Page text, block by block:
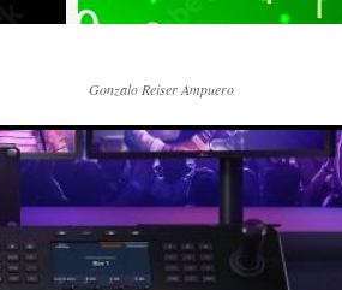
Gonzalo Reiser Ampuero